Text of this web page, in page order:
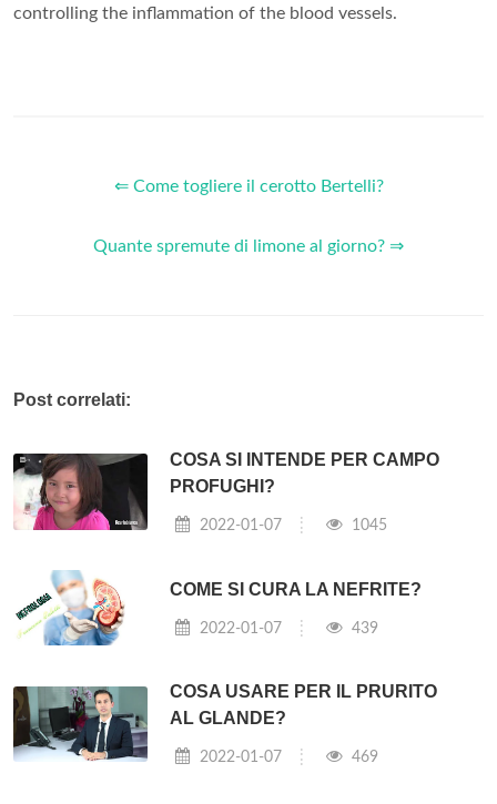
controlling the inflammation of the blood vessels.
⇐ Come togliere il cerotto Bertelli?
Quante spremute di limone al giorno? ⇒
Post correlati:
COSA SI INTENDE PER CAMPO
PROFUGHI?
2022-01-07 1045
COME SI CURA LA NEFRITE?
2022-01-07 439
COSA USARE PER IL PRURITO
AL GLANDE?
2022-01-07 469